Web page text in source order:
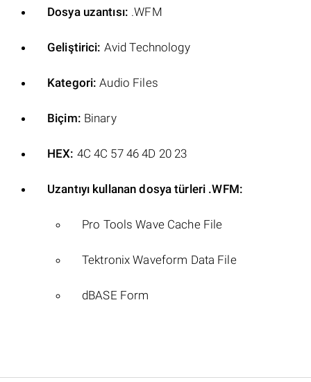
Dosya uzantısı: .WFM
Geliştirici: Avid Technology
Kategori: Audio Files
Biçim: Binary
HEX: 4C 4C 57 46 4D 20 23
Uzantıyı kullanan dosya türleri .WFM:
Pro Tools Wave Cache File
Tektronix Waveform Data File
dBASE Form